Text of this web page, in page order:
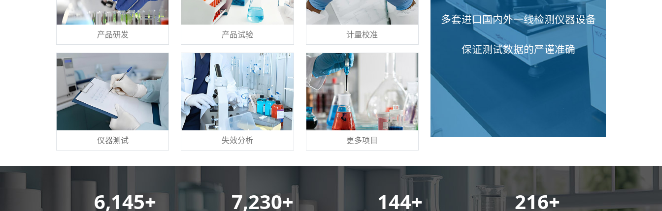
产品研发 产品试验 计量校准
仪器测试 失效分析 更多项目
多套进口国内外一线检测仪器设备
保证测试数据的严谨准确
8,500+ 10,000+ 200+ 300+